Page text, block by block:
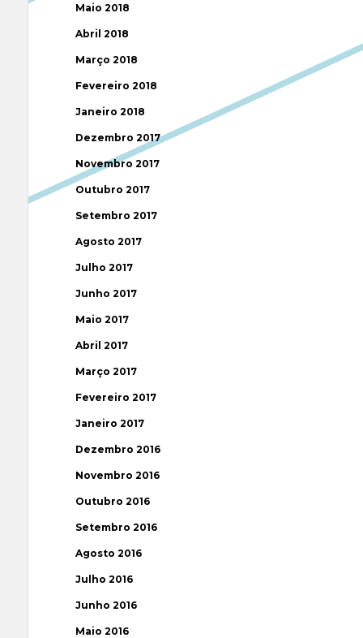
Maio 2018
Abril 2018
Março 2018
Fevereiro 2018
Janeiro 2018
Dezembro 2017
Novembro 2017
Outubro 2017
Setembro 2017
Agosto 2017
Julho 2017
Junho 2017
Maio 2017
Abril 2017
Março 2017
Fevereiro 2017
Janeiro 2017
Dezembro 2016
Novembro 2016
Outubro 2016
Setembro 2016
Agosto 2016
Julho 2016
Junho 2016
Maio 2016